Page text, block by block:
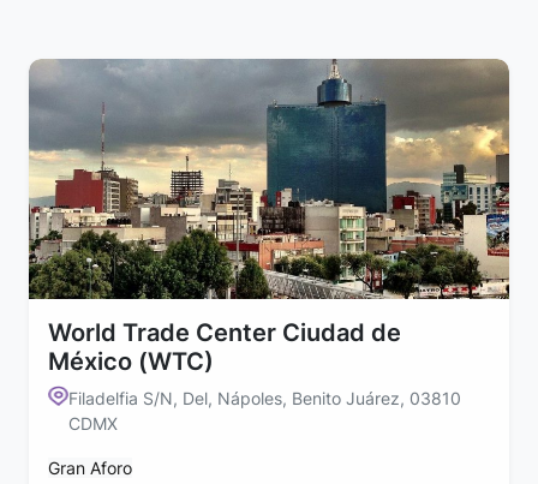
World Trade Center Ciudad de
México (WTC)
Filadelfia S/N, Del, Nápoles, Benito Juárez, 03810
CDMX
Gran Aforo